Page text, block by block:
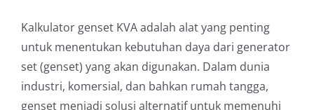
Kalkulator genset KVA adalah alat yang penting
untuk menentukan kebutuhan daya dari generator
set (genset) yang akan digunakan. Dalam dunia
industri, komersial, dan bahkan rumah tangga,
genset menjadi solusi alternatif untuk memenuhi